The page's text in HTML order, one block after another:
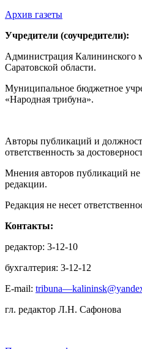
Архив газеты
Учредители (соучредители):
Администрация Калининского
Саратовской области.
Муниципальное бюджетное
«Народная трибуна».
Авторы публикаций и
ответственность за
Мнения авторов публикаций не
редакции.
Редакция не несет
Контакты:
редактор: 3-12-10
бухгалтерия: 3-12-12
E-mail:
гл. редактор Л.Н. Сафонова